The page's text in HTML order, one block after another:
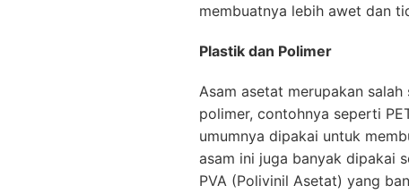
membuatnya lebih awet dan
Plastik dan Polimer
Asam asetat merupakan
polimer, contohnya seperti
umumnya dipakai untuk
asam ini juga banyak dipakai
PVA (Polivinil Asetat) yang